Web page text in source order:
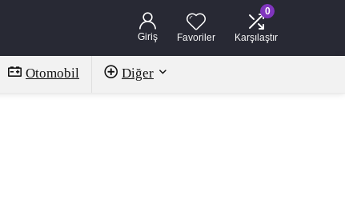
Giriş Favoriler
0
Karşılaştır
Otomobil Diğer